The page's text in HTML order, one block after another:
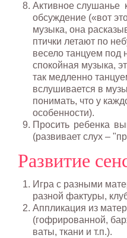
Активное слушанье
обсуждение («вот
музыка, она
птички летают по
весело танцуем под
спокойная музыка,
так медленно
вслушивается в
понимать, что у
особенности).
Просить ребенка
(развивает слух –
Развитие
Игра с разными
разной фактуры,
Аппликация из
(гофрированной,
ваты, ткани и т.п.).